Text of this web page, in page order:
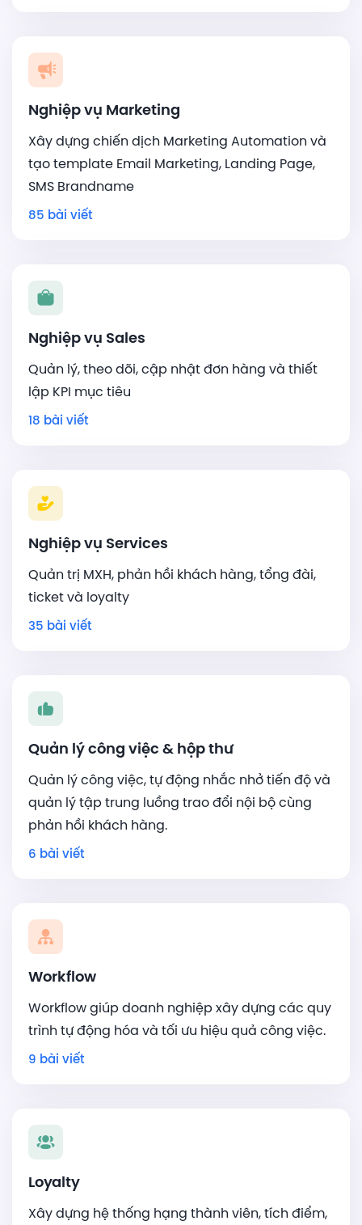
Nghiệp vụ Marketing
Xây dựng chiến dịch Marketing Automation và
tạo template Email Marketing, Landing Page,
SMS Brandname
85 bài viết
Nghiệp vụ Sales
Quản lý, theo dõi, cập nhật đơn hàng và thiết
lập KPI mục tiêu
18 bài viết
Nghiệp vụ Services
Quản trị MXH, phản hồi khách hàng, tổng đài,
ticket và loyalty
35 bài viết
Quản lý công việc & hộp thư
Quản lý công việc, tự động nhắc nhở tiến độ và
quản lý tập trung luồng trao đổi nội bộ cùng
phản hồi khách hàng.
6 bài viết
Workflow
Workflow giúp doanh nghiệp xây dựng các quy
trình tự động hóa và tối ưu hiệu quả công việc.
9 bài viết
Loyalty
Xây dựng hệ thống hạng thành viên, tích điểm,